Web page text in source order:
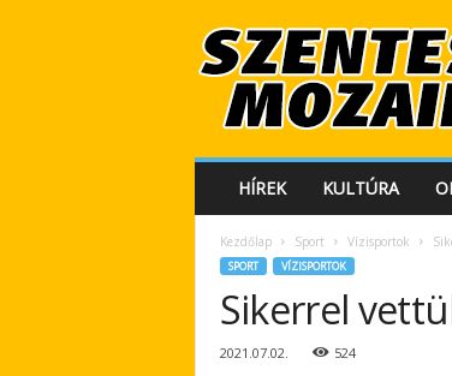
e
HÍREK KULTÚRA
Kezdőlap Sport Vízisportok
SPORT VÍZISPORTOK
Sikerrel
2021.07.02. 524